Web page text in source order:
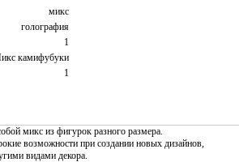
микс
голография
1
камифубуки
1
микс из фигурок разного размера.
возможности при создании новых дизайнов,
видами декора.